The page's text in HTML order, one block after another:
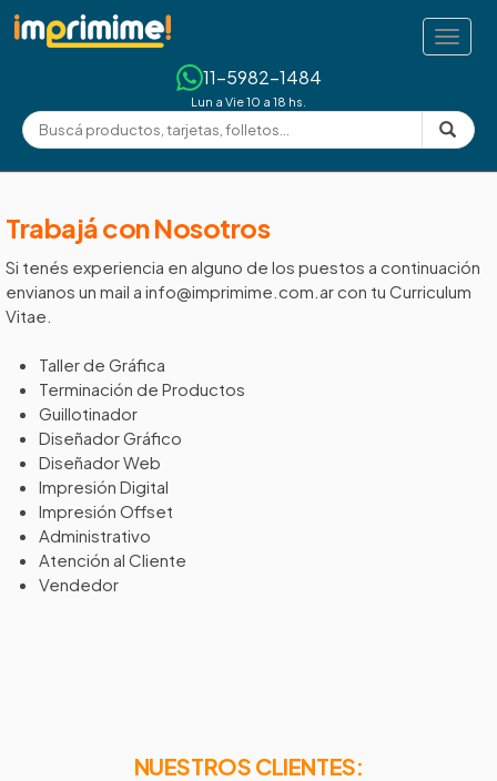
11-5982-1484
Lun a Vie 10 a 18 hs.
Trabajá con Nosotros
Si tenés experiencia en alguno de los puestos a continuación
envianos un mail a info@imprimime.com.ar con tu Curriculum
Vitae.
Taller de Gráfica
Terminación de Productos
Guillotinador
Diseñador Gráfico
Diseñador Web
Impresión Digital
Impresión Offset
Administrativo
Atención al Cliente
Vendedor
NUESTROS CLIENTES: